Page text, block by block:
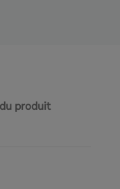
produit